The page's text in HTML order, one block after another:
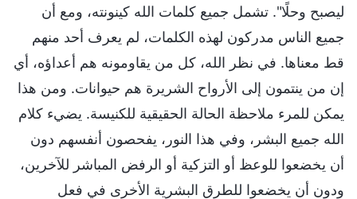
ليصبح وحلًا". تشمل جميع كلمات الله كينونته، ومع أن
جميع الناس مدركون لهذه الكلمات، لم يعرف أحد منهم
قط معناها. في نظر الله، كل من يقاومونه هم أعداؤه، أي
إن من ينتمون إلى الأرواح الشريرة هم حيوانات. ومن هذا
يمكن للمرء ملاحظة الحالة الحقيقية للكنيسة. يضيء كلام
الله جميع البشر، وفي هذا النور، يفحصون أنفسهم دون
أن يخضعوا للوعظ أو التزكية أو الرفض المباشر للآخرين،
ودون أن يخضعوا للطرق البشرية الأخرى في فعل